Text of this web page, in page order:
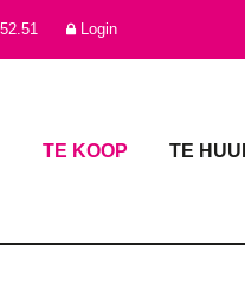
Login
TE KOOP TE